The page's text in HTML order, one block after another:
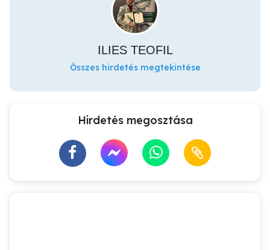
ILIES TEOFIL
Összes hirdetés megtekintése
Hirdetés megosztása